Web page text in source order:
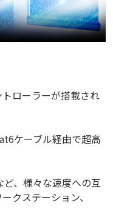
ローラーが搭載され
ケーブル経由で超高
、様々な速度への互
クステーション、